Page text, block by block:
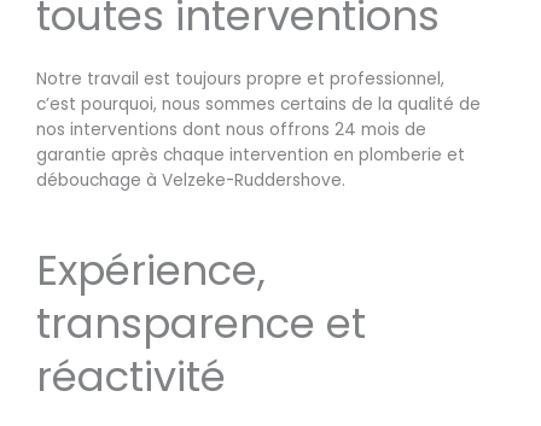
toutes interventions
Notre travail est toujours propre et professionnel,
c’est pourquoi, nous sommes certains de la qualité de
nos interventions dont nous offrons 24 mois de
garantie après chaque intervention en plomberie et
débouchage à Velzeke-Ruddershove.
Expérience,
transparence et
réactivité